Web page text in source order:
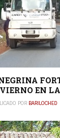
EN
POR BARILOCHED